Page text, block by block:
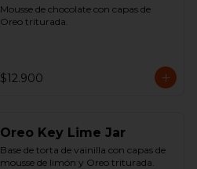
Mousse de chocolate con capas de
Oreo triturada.
$12.900
Oreo Key Lime Jar
Base de torta de vainilla con capas de
mousse de limón y Oreo triturada.